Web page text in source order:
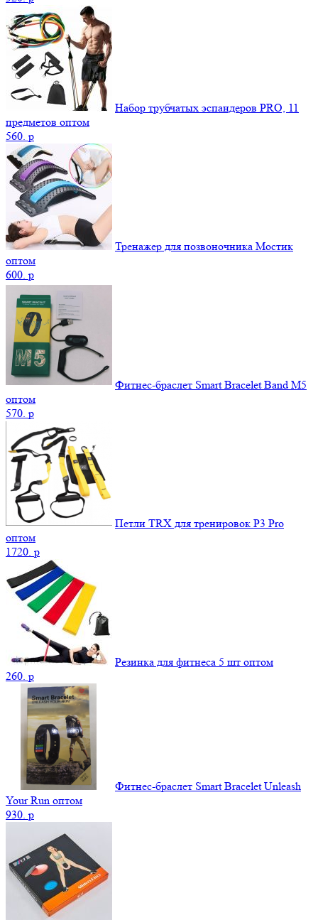
Набор трубчатых эспандеров PRO, 11
предметов оптом
560. p
Тренажер для позвоночника Мостик
оптом
600. p
Фитнес-браслет Smart Bracelet Band M5
оптом
570. p
Петли TRX для тренировок P3 Pro
оптом
1720. p
Резинка для фитнеса 5 шт оптом
260. p
Фитнес-браслет Smart Bracelet Unleash
Your Run оптом
930. p